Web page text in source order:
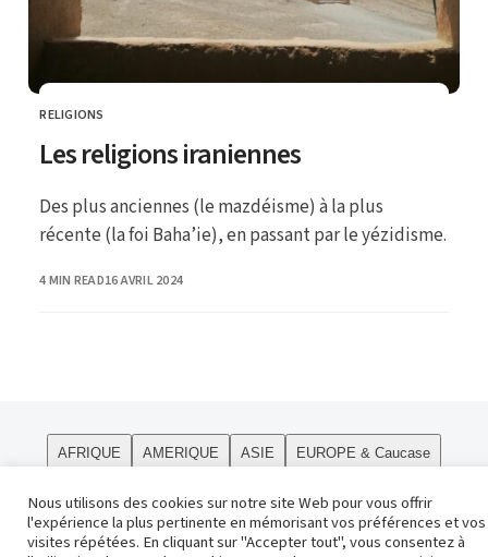
CATEGORY
RELIGIONS
Les religions iraniennes
Des plus anciennes (le mazdéisme) à la plus
récente (la foi Baha’ie), en passant par le yézidisme.
4 MIN READPUBLISHED
16 AVRIL 2024
AFRIQUE AMERIQUE ASIE EUROPE & Caucase
Contact
Nous utilisons des cookies sur notre site Web pour vous offrir
l'expérience la plus pertinente en mémorisant vos préférences et vos
visites répétées. En cliquant sur "Accepter tout", vous consentez à